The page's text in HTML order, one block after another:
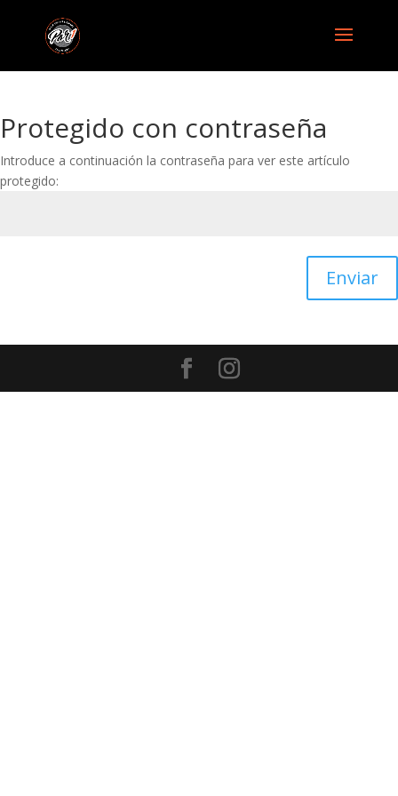
Protegido con contraseña
Introduce a continuación la contraseña para ver este artículo
protegido:
Enviar